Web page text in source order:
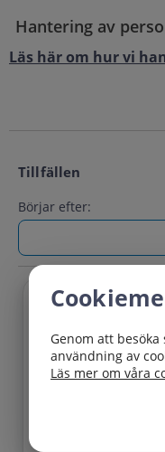
Hantering av
Läs här om hur vi
Tillfällen
Börjar efter:
Titel:
Startdatum:
Slutdatum:
Genom att
användning av
Läs mer om våra